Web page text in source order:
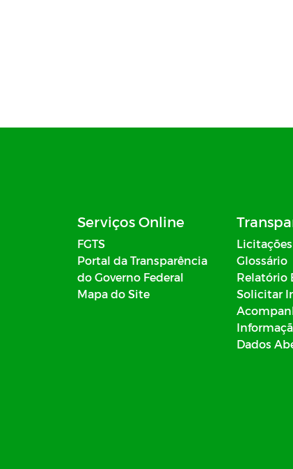
Serviços Online
FGTS
Portal da Transparência
do Governo Federal
Mapa do Site
Licitações
Glossário
Relatório
Solicitar
Dados